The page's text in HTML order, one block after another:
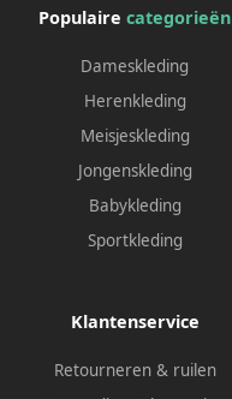
Populaire categorieën
Dameskleding
Herenkleding
Meisjeskleding
Jongenskleding
Babykleding
Sportkleding
Klantenservice
Retourneren & ruilen